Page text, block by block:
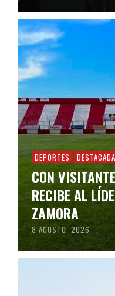
DEPORTES
CON
RECIBE AL
ZAMORA
8 AGOSTO, 2026